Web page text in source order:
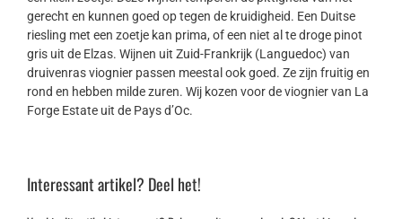
gerecht en kunnen goed op tegen de kruidigheid. Een Duitse
riesling met een zoetje kan prima, of een niet al te droge pinot
gris uit de Elzas. Wijnen uit Zuid-Frankrijk (Languedoc) van
druivenras viognier passen meestal ook goed. Ze zijn fruitig en
rond en hebben milde zuren. Wij kozen voor de viognier van La
Forge Estate uit de Pays d’Oc.
Interessant artikel? Deel het!